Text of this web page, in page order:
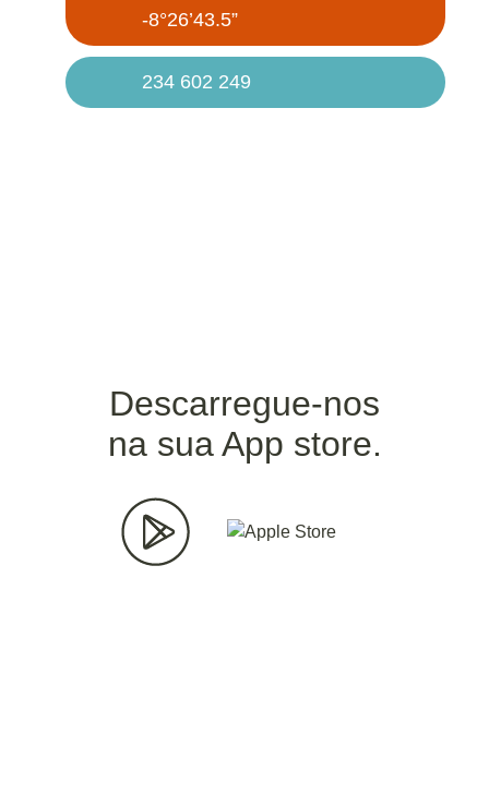
-8°26’43.5”
234 602 249
Descarregue-nos
na sua App store.